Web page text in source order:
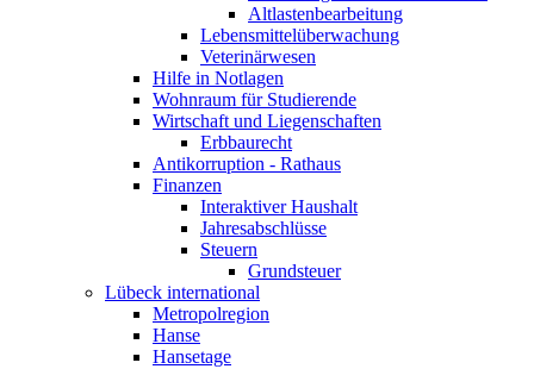
Altlastenbearbeitung
Lebensmittelüberwachung
Veterinärwesen
Hilfe in Notlagen
Wohnraum für Studierende
Wirtschaft und Liegenschaften
Erbbaurecht
Antikorruption - Rathaus
Finanzen
Interaktiver Haushalt
Jahresabschlüsse
Steuern
Grundsteuer
Lübeck international
Metropolregion
Hanse
Hansetage